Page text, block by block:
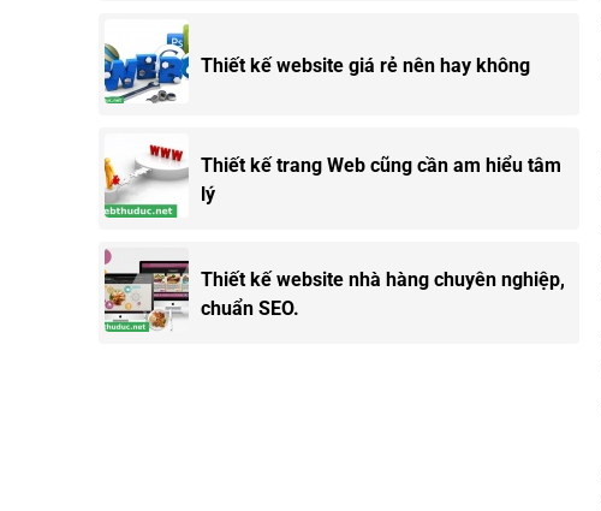
Thiết kế website giá rẻ nên hay không
Thiết kế trang Web cũng cần am hiểu tâm
lý
Thiết kế website nhà hàng chuyên nghiệp,
chuẩn SEO.